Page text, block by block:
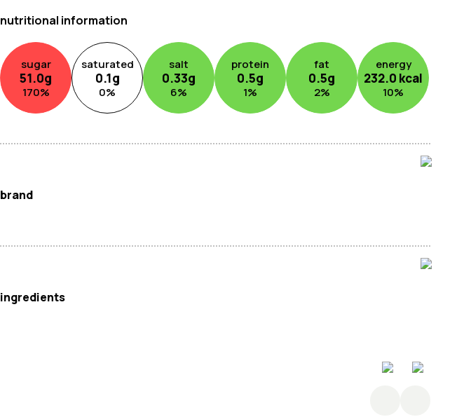
nutritional information
sugar
51.0g
170%
saturated
0.1g
0%
salt
0.33g
6%
protein
0.5g
1%
fat
0.5g
2%
energy
232.0 kcal
10%
brand
ingredients